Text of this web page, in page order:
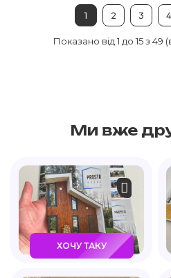
1 2 3 4
Показано від 1 до 15 з 49
Ми вже
ХОЧУ ТАКУ